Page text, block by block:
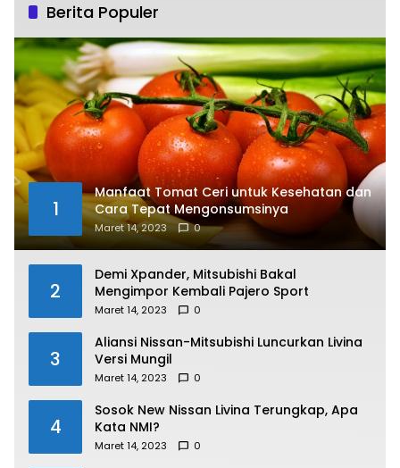
Berita Populer
1
Manfaat Tomat Ceri untuk Kesehatan dan
Cara Tepat Mengonsumsinya
Maret 14, 2023 0
2
Demi Xpander, Mitsubishi Bakal
Mengimpor Kembali Pajero Sport
Maret 14, 2023 0
3
Aliansi Nissan-Mitsubishi Luncurkan Livina
Versi Mungil
Maret 14, 2023 0
4
Sosok New Nissan Livina Terungkap, Apa
Kata NMI?
Maret 14, 2023 0